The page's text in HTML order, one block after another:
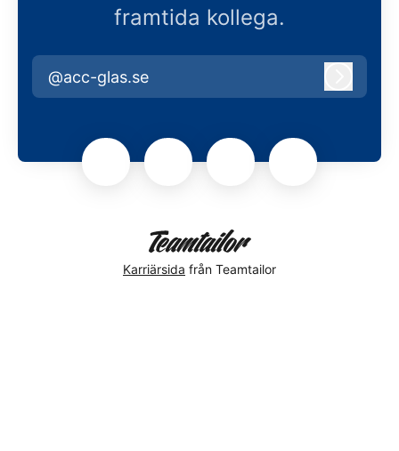
framtida kollega.
@acc-glas.se
Karriärsida från Teamtailor